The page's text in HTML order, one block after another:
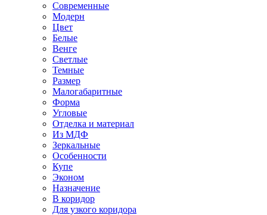
Современные
Модерн
Цвет
Белые
Венге
Светлые
Темные
Размер
Малогабаритные
Форма
Угловые
Отделка и материал
Из МДФ
Зеркальные
Особенности
Купе
Эконом
Назначение
В коридор
Для узкого коридора